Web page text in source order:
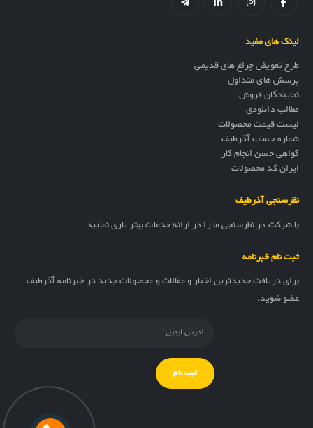
لینک های مفید
طرح تعویض چراغ های قدیمی
پرسش های متداول
نمایندگان فروش
مطالب دانلودی
لیست قیمت محصولات
شماره حساب آذرطیف
گواهی حسن انجام کار
ایران کد محصولات
نظرسنجی آذرطیف
با شرکت در نظرسنجی ما را در ارائه خدمات بهتر یاری نمایید
ثبت نام خبرنامه
برای دریافت جدیدترین اخبار و مقالات و محصولات جدید در خبرنامه آذرطیف
عضو شوید.